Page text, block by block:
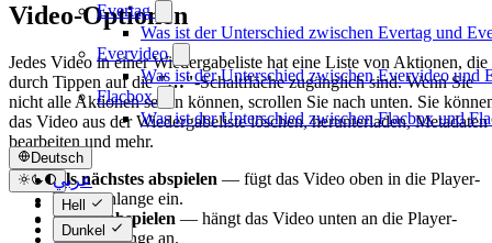
Evertag
Was ist der Unterschied zwischen Evertag und
Evervideo
Was ist der Unterschied zwischen Evervideo und
Flacbox
Was ist der Unterschied zwischen Flacbox und
Deutsch
عربي
Català
Čeština
Dansk
Hell
Dunkel
Video-Optionen
Jedes Video in einer Wiedergabeliste hat eine Liste von Aktionen, die
durch Tippen auf die"…"-Schaltfläche zugänglich sind. Wenn Sie
nicht alle Aktionen sehen können, scrollen Sie nach unten. Sie
das Video aus der Wiedergabeliste löschen, herunterladen, Metadaten
bearbeiten und mehr.
Als nächstes abspielen — fügt das Video oben in die Player-
Warteschlange ein.
Später abspielen — hängt das Video unten an die Player-
Warteschlange an.